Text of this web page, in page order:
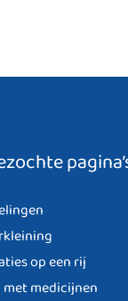
op een rij
medicijnen